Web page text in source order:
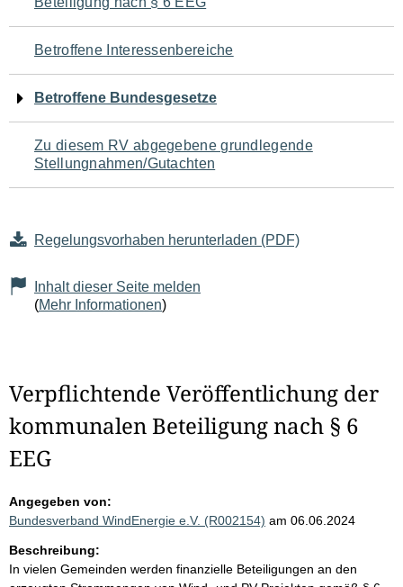
für
den
Seiteninhalt
Betroffene Interessenbereiche
Betroffene Bundesgesetze
Zu diesem RV abgegebene grundlegende
Stellungnahmen/Gutachten
Regelungsvorhaben herunterladen (PDF)
Inhalt dieser Seite melden
(Mehr Informationen)
Verpflichtende Veröffentlichung der
kommunalen Beteiligung nach § 6
EEG
Angegeben von:
Bundesverband WindEnergie e.V. (R002154) am 06.06.2024
Beschreibung:
In vielen Gemeinden werden finanzielle Beteiligungen an den